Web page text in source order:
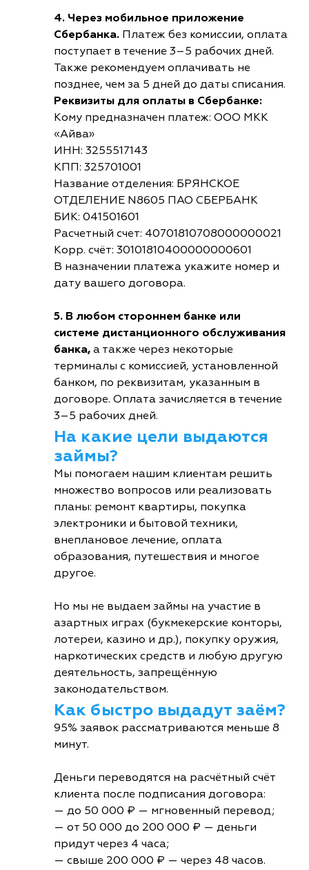
4. Через мобильное приложение
Сбербанка. Платеж без комиссии, оплата
поступает в течение 3–5 рабочих дней.
Также рекомендуем оплачивать не
позднее, чем за 5 дней до даты списания.
Реквизиты для оплаты в Сбербанке:
Кому предназначен платеж: ООО МКК
«Айва»
ИНН: 3255517143
КПП: 325701001
Название отделения: БРЯНСКОЕ
ОТДЕЛЕНИЕ N8605 ПАО СБЕРБАНК
БИК: 041501601
Расчетный счет: 40701810708000000021
Корр. счёт: 30101810400000000601
В назначении платежа укажите номер и
дату вашего договора.
5. В любом стороннем банке или
системе дистанционного обслуживания
банка, а также через некоторые
терминалы с комиссией, установленной
банком, по реквизитам, указанным в
договоре. Оплата зачисляется в течение
3–5 рабочих дней.
На какие цели выдаются
займы?
Мы помогаем нашим клиентам решить
множество вопросов или реализовать
планы: ремонт квартиры, покупка
электроники и бытовой техники,
внеплановое лечение, оплата
образования, путешествия и многое
другое.
Но мы не выдаем займы на участие в
азартных играх (букмекерские конторы,
лотереи, казино и др.), покупку оружия,
наркотических средств и любую другую
деятельность, запрещённую
законодательством.
Как быстро выдадут заём?
95% заявок рассматриваются меньше 8
минут.
Деньги переводятся на расчётный счёт
клиента после подписания договора:
— до 50 000 ₽ — мгновенный перевод;
— от 50 000 до 200 000 ₽ — деньги
придут через 4 часа;
— свыше 200 000 ₽ — через 48 часов.